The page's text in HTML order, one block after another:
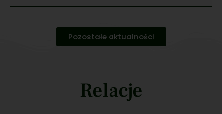
Pozostałe aktualności
Relacje